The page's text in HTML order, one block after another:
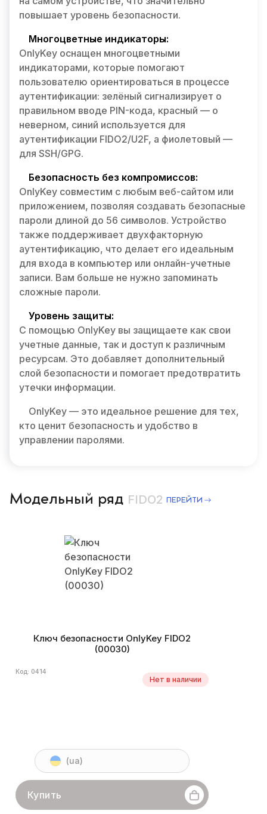
повышает уровень безопасности.
Многоцветные индикаторы:
OnlyKey оснащен многоцветными
индикаторами, которые помогают
пользователю ориентироваться в процессе
аутентификации: зелёный сигнализирует о
правильном вводе PIN-кода, красный — о
неверном, синий используется для
аутентификации FIDO2/U2F, а фиолетовый —
для SSH/GPG.
Безопасность без компромиссов:
OnlyKey совместим с любым веб-сайтом или
приложением, позволяя создавать безопасные
пароли длиной до 56 символов. Устройство
также поддерживает двухфакторную
аутентификацию, что делает его идеальным
для входа в компьютер или онлайн-учетные
записи. Вам больше не нужно запоминать
сложные пароли.
Уровень защиты:
С помощью OnlyKey вы защищаете как свои
учетные данные, так и доступ к различным
ресурсам. Это добавляет дополнительный
слой безопасности и помогает предотвратить
утечки информации.
OnlyKey — это идеальное решение для тех,
кто ценит безопасность и удобство в
управлении паролями.
Модельный ряд FIDO2 ПЕРЕЙТИ
Ключ безопасности OnlyKey FIDO2
(00030)
Код: 0414
Нет в наличии
(ua)
Купить